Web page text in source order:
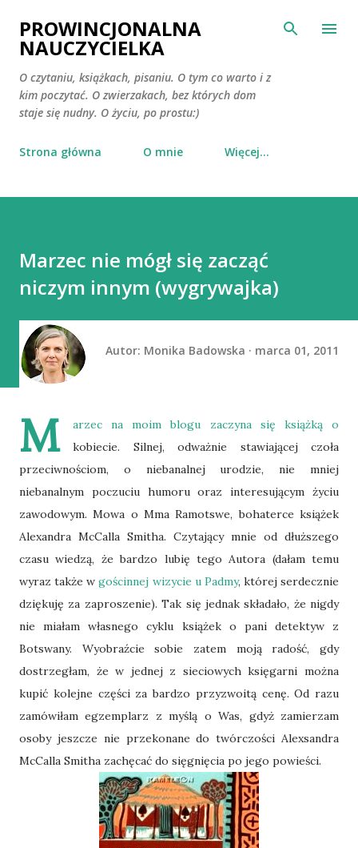
Przejdź do głównej zawartości
PROWINCJONALNA
NAUCZYCIELKA
O czytaniu, książkach, pisaniu. O tym co warto i z
kim poczytać. O zwierzakach, bez których dom
staje się nudny. O życiu, po prostu:)
Strona główna O mnie Więcej…
Marzec nie mógł się zacząć
niczym innym (wygrywajka)
Autor: Monika Badowska marca 01, 2011
M
arzec na moim blogu zaczyna się książką o
kobiecie. Silnej, odważnie stawiającej czoła
przeciwnościom, o niebanalnej urodzie, nie mniej
niebanalnym poczuciu humoru oraz interesującym życiu
zawodowym. Mowa o Mma Ramotswe, bohaterce książek
Alexandra McCalla Smitha. Czytający mnie od dłuższego
czasu wiedzą, że bardzo lubię tego Autora (dałam temu
wyraz także wgościnnej wizycie u Padmy, której serdecznie
dziękuję za zaproszenie). Tak się jednak składało, że nigdy
nie miałam własnego cyklu książek o pani detektyw z
Botswany. Wyobraźcie sobie zatem moją radość, gdy
dostrzegłam, że w jednej z sieciowych księgarni można
kupić kolejne części za bardzo przyzwoitą cenę. Od razu
zamówiłam egzemplarz z myślą o Was, gdyż zamierzam
osoby jeszcze nie przekonane do twórczości Alexsandra
McCalla Smitha zachęcać do sięgnięcia po jego powieści.